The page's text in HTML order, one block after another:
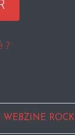
?
WEBZINE ROCK